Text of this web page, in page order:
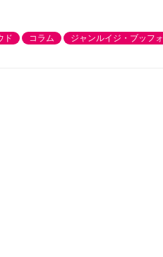
ド コラム ジャンルイジ・ブッフ